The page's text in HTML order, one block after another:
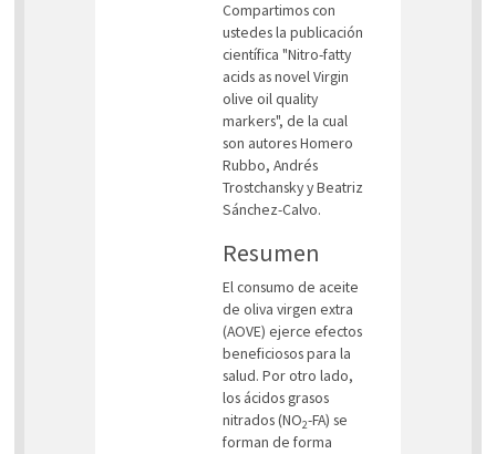
Compartimos con
ustedes la publicación
científica "Nitro-fatty
acids as novel Virgin
olive oil quality
markers", de la cual
son autores Homero
Rubbo, Andrés
Trostchansky y Beatriz
Sánchez-Calvo.
Resumen
El consumo de aceite
de oliva virgen extra
(AOVE) ejerce efectos
beneficiosos para la
salud. Por otro lado,
los ácidos grasos
nitrados (NO2-FA) se
forman de forma